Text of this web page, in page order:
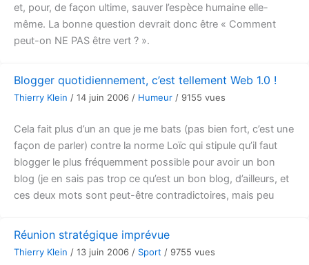
et, pour, de façon ultime, sauver l’espèce humaine elle-
même. La bonne question devrait donc être « Comment
peut-on NE PAS être vert ? ».
Blogger quotidiennement, c’est tellement Web 1.0 !
Thierry Klein / 14 juin 2006 / Humeur / 9155 vues
Cela fait plus d’un an que je me bats (pas bien fort, c’est une
façon de parler) contre la norme Loïc qui stipule qu’il faut
blogger le plus fréquemment possible pour avoir un bon
blog (je en sais pas trop ce qu’est un bon blog, d’ailleurs, et
ces deux mots sont peut-être contradictoires, mais peu
Réunion stratégique imprévue
Thierry Klein / 13 juin 2006 / Sport / 9755 vues